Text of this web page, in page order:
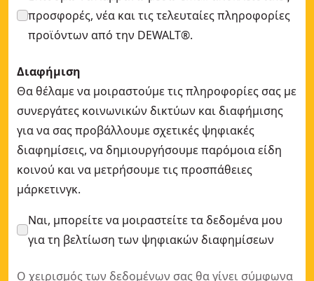
προσφορές, νέα και τις τελευταίες πληροφορίες
προϊόντων από την DEWALT®.
Διαφήμιση
Θα θέλαμε να μοιραστούμε τις πληροφορίες σας με
συνεργάτες κοινωνικών δικτύων και διαφήμισης
για να σας προβάλλουμε σχετικές ψηφιακές
διαφημίσεις, να δημιουργήσουμε παρόμοια είδη
κοινού και να μετρήσουμε τις προσπάθειες
μάρκετινγκ.
Ναι, μπορείτε να μοιραστείτε τα δεδομένα μου
για τη βελτίωση των ψηφιακών διαφημίσεων
Ο χειρισμός των δεδομένων σας θα γίνει σύμφωνα